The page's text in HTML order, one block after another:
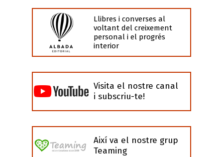
Llibres i converses al
voltant del creixement
personal i el progrés
interior
Visita el nostre canal
i subscriu-te!
Així va el nostre grup
Teaming